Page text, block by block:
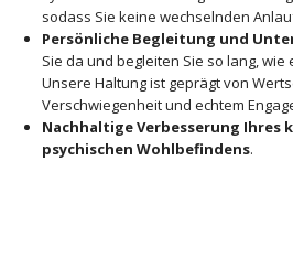
sodass Sie keine wechselnden
Persönliche Begleitung und
Sie da und begleiten Sie so lang, wie
Unsere Haltung ist geprägt von
Verschwiegenheit und echtem
Nachhaltige Verbesserung Ihres
psychischen Wohlbefindens.